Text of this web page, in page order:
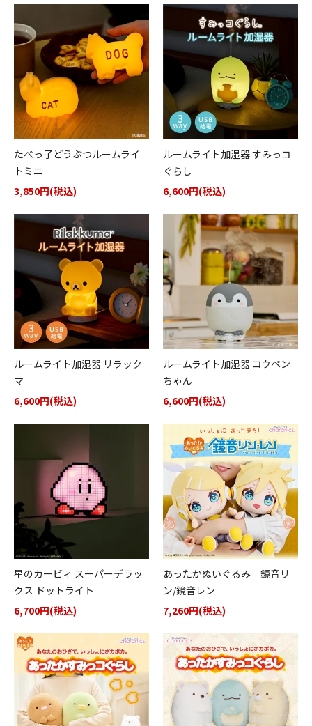
たべっ子どうぶつルームライ
トミニ
3,850円(税込)
ルームライト加湿器 すみっコ
ぐらし
6,600円(税込)
ルームライト加湿器 リラック
マ
6,600円(税込)
ルームライト加湿器 コウペン
ちゃん
6,600円(税込)
星のカービィ スーパーデラッ
クス ドットライト
6,700円(税込)
あったかぬいぐるみ 鏡音リ
ン/鏡音レン
7,260円(税込)